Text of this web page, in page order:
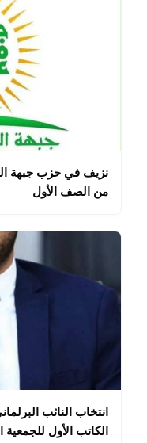
نزيف في حزب جبهة
من الصف الأول
انتخاب النائب
الكاتب الأول للجمعية